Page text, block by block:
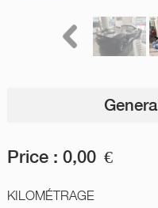
Price : 0,00 €
KILOMÉTRAGE